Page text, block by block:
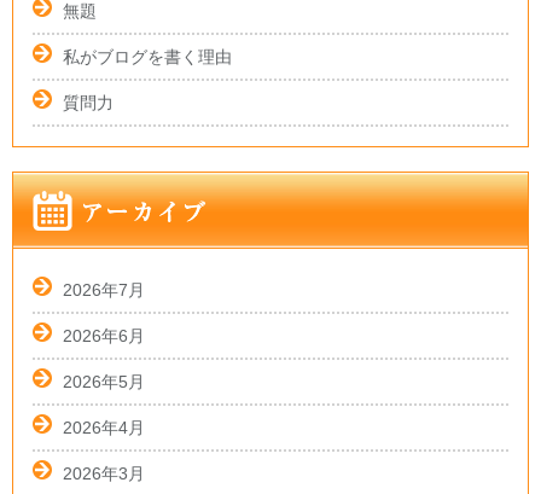
無題
私がブログを書く理由
質問力
2026年7月
2026年6月
2026年5月
2026年4月
2026年3月